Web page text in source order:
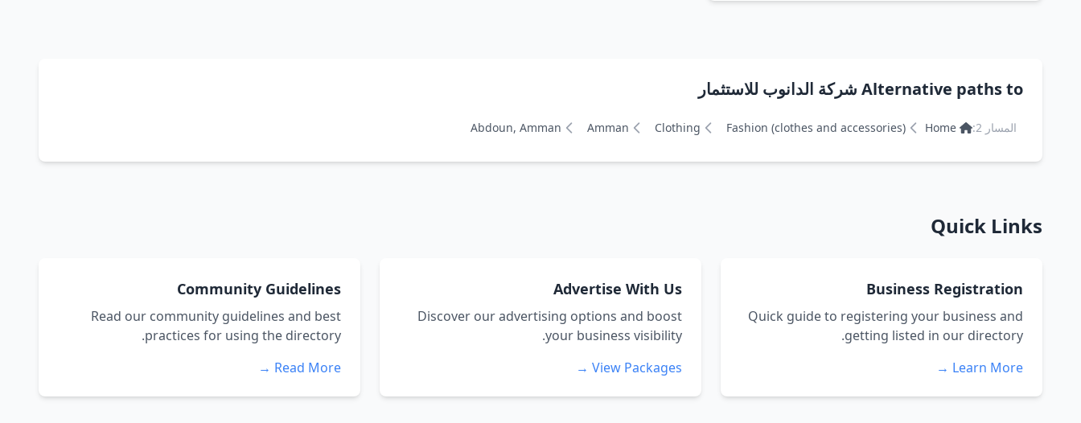
Alternative paths to شركة الدانوب للاستثمار
المسار 2: Home
Fashion (clothes and accessories)
Clothing
Amman
Abdoun, Amman
Quick Links
Business Registration
Quick guide to registering your business and
getting listed in our directory.
Learn More →
Advertise With Us
Discover our advertising options and boost
your business visibility.
View Packages →
Community Guidelines
Read our community guidelines and best
practices for using the directory.
Read More →